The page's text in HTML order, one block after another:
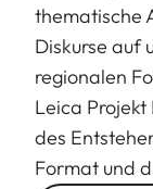
thematische
Diskurse auf
regionalen
Leica
des
Format und